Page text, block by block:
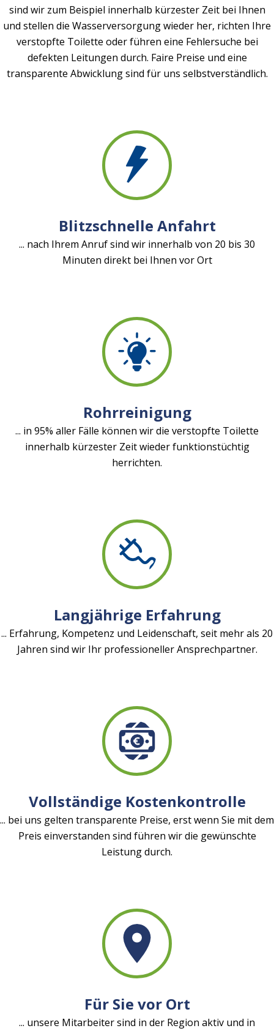
sind wir zum Beispiel innerhalb kürzester Zeit bei Ihnen
und stellen die Wasserversorgung wieder her, richten Ihre
verstopfte Toilette oder führen eine Fehlersuche bei
defekten Leitungen durch. Faire Preise und eine
transparente Abwicklung sind für uns selbstverständlich.
Blitzschnelle Anfahrt
... nach Ihrem Anruf sind wir innerhalb von 20 bis 30
Minuten direkt bei Ihnen vor Ort
Rohrreinigung
... in 95% aller Fälle können wir die verstopfte Toilette
innerhalb kürzester Zeit wieder funktionstüchtig
herrichten.
Langjährige Erfahrung
... Erfahrung, Kompetenz und Leidenschaft, seit mehr als 20
Jahren sind wir Ihr professioneller Ansprechpartner.
Vollständige Kostenkontrolle
... bei uns gelten transparente Preise, erst wenn Sie mit dem
Preis einverstanden sind führen wir die gewünschte
Leistung durch.
Für Sie vor Ort
... unsere Mitarbeiter sind in der Region aktiv und in